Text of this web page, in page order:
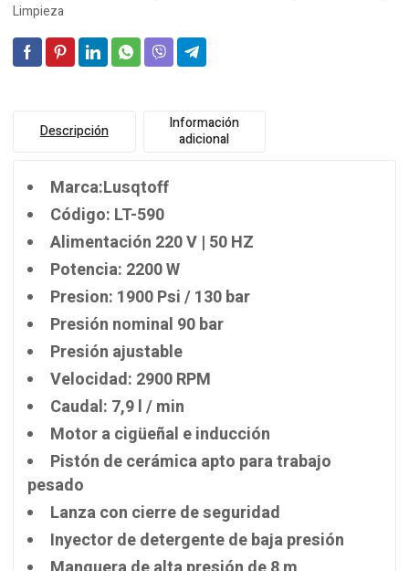
Limpieza
Descripción
Información
adicional
Marca:Lusqtoff
Código: LT-590
Alimentación 220 V | 50 HZ
Potencia: 2200 W
Presion: 1900 Psi / 130 bar
Presión nominal 90 bar
Presión ajustable
Velocidad: 2900 RPM
Caudal: 7,9 l / min
Motor a cigüeñal e inducción
Pistón de cerámica apto para trabajo
pesado
Lanza con cierre de seguridad
Inyector de detergente de baja presión